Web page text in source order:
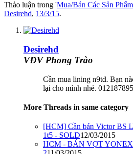
Thảo luận trong 'Mua/Bán Các Sản
Desirehd, 13/3/15.
Desirehd
VĐV Phong Trào
Cần mua lining n9td. Bạn
lại cho mình nhé.
More Threads in same category
[HCM] Cần bán Victor BS
1t5 - SOLD12/03/2015
HCM - BÁN VỢT